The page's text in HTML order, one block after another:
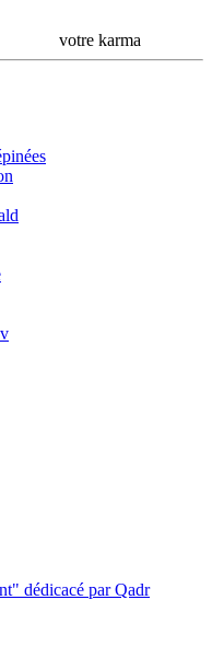
votre karma
dédicacé par Qadr